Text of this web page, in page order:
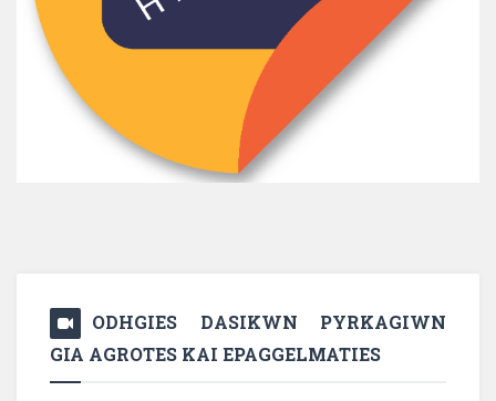
ODHGIES DASIKWN PYRKAGIWN
GIA AGROTES KAI EPAGGELMATIES